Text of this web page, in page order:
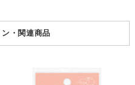
・関連商品